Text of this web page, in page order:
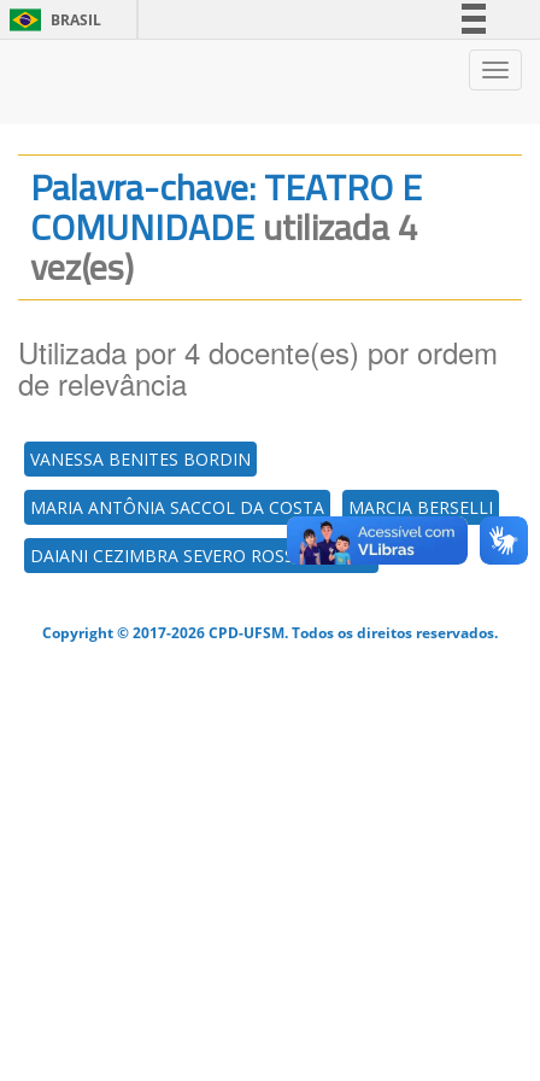
BRASIL
Legislação
Canais
Palavra-chave: TEATRO E
COMUNIDADEutilizada 4
vez(es)
Utilizada por 4 docente(es) por ordem
de relevância
VANESSA BENITES BORDIN
MARIA ANTÔNIA SACCOL DA COSTA MARCIA BERSELLI
DAIANI CEZIMBRA SEVERO ROSSINI BRUM
Copyright © 2017-2026 CPD-UFSM. Todos os direitos reservados.